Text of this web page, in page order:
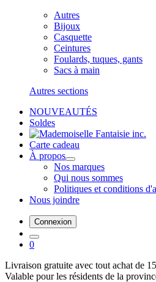
Autres
Bijoux
Casquette
Ceintures
Foulards, tuques, gants
Sacs à main
Autres sections
NOUVEAUTÉS
Soldes
Carte cadeau
À propos
Nos marques
Qui nous sommes
Politiques et conditions
Nous joindre
Connexion
0
Livraison gratuite avec tout achat de
Valable pour les résidents de la